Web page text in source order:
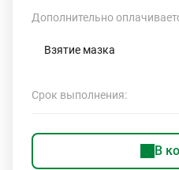
Дополнительно
Взятие мазка
Срок выполнения:
В